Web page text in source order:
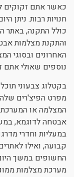
כאשר אתם זקוקים
חנויות רבות. ניתן
כולל התקנה, באתר
והתקנת מצלמות
האחרונים ובסוגי
נוספים שאולי אתם
בקטלוג צבעוני
מפרט הפיצ'רים
המצלמה או המערכת
אבטחה לדוגמא,
במעליות וחדרי
קבועה, ואילו
החשופים במשך
מערכת מצלמות